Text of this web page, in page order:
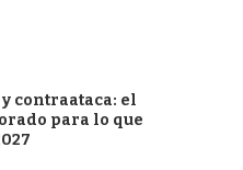
contraataca: el
para lo que